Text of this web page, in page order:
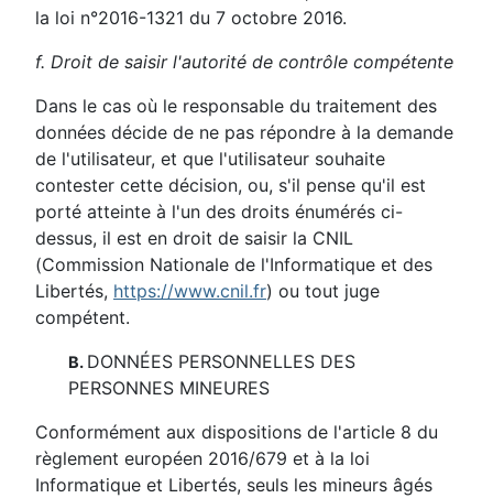
la loi n°2016-1321 du 7 octobre 2016.
f. Droit de saisir l'autorité de contrôle compétente
Dans le cas où le responsable du traitement des
données décide de ne pas répondre à la demande
de l'utilisateur, et que l'utilisateur souhaite
contester cette décision, ou, s'il pense qu'il est
porté atteinte à l'un des droits énumérés ci-
dessus, il est en droit de saisir la CNIL
(Commission Nationale de l'Informatique et des
Libertés, https://www.cnil.fr) ou tout juge
compétent.
B. DONNÉES PERSONNELLES DES
PERSONNES MINEURES
Conformément aux dispositions de l'article 8 du
règlement européen 2016/679 et à la loi
Informatique et Libertés, seuls les mineurs âgés